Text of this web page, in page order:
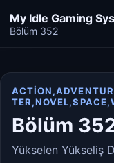
My Idle Gaming
Bölüm 352
Bölüm
Yükselen Yükseliş